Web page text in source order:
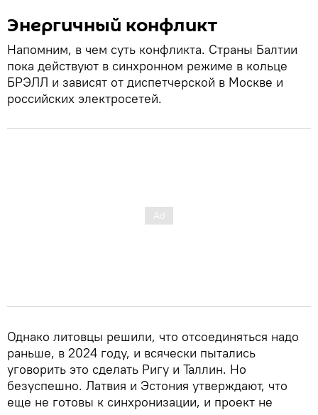
Энергичный конфликт
Напомним, в чем суть конфликта. Страны Балтии
пока действуют в синхронном режиме в кольце
БРЭЛЛ и зависят от диспетчерской в Москве и
российских электросетей.
Однако литовцы решили, что отсоединяться надо
раньше, в 2024 году, и всячески пытались
уговорить это сделать Ригу и Таллин. Но
безуспешно. Латвия и Эстония утверждают, что
еще не готовы к синхронизации, и проект не